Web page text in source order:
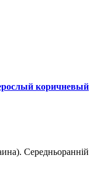
коричневый
Середньоранній